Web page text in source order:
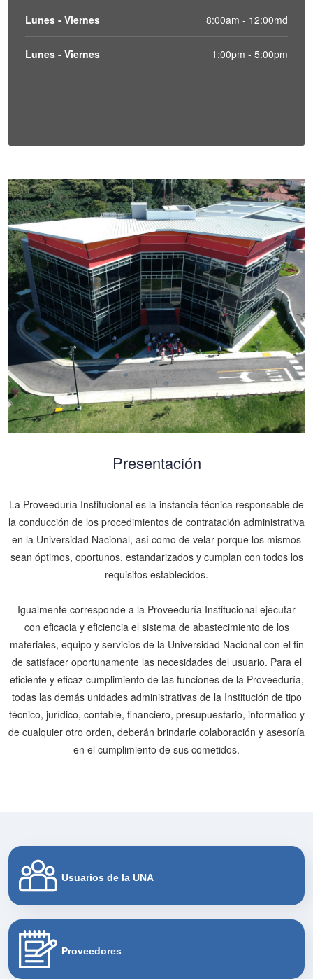
Lunes - Viernes 8:00am - 12:00md
Lunes - Viernes 1:00pm - 5:00pm
Presentación
La Proveeduría Institucional es la instancia técnica responsable de
la conducción de los procedimientos de contratación administrativa
en la Universidad Nacional, así como de velar porque los mismos
sean óptimos, oportunos, estandarizados y cumplan con todos los
requisitos establecidos.
Igualmente corresponde a la Proveeduría Institucional ejecutar
con eficacia y eficiencia el sistema de abastecimiento de los
materiales, equipo y servicios de la Universidad Nacional con el fin
de satisfacer oportunamente las necesidades del usuario. Para el
eficiente y eficaz cumplimiento de las funciones de la Proveeduría,
todas las demás unidades administrativas de la Institución de tipo
técnico, jurídico, contable, financiero, presupuestario, informático y
de cualquier otro orden, deberán brindarle colaboración y asesoría
en el cumplimiento de sus cometidos.
Usuarios de la UNA
Proveedores